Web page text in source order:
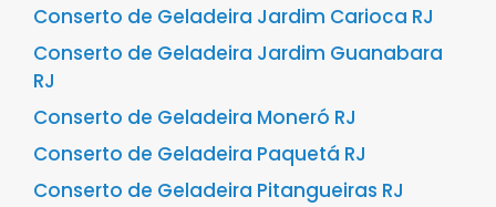
Conserto de Geladeira Jardim Carioca RJ
Conserto de Geladeira Jardim Guanabara
RJ
Conserto de Geladeira Moneró RJ
Conserto de Geladeira Paquetá RJ
Conserto de Geladeira Pitangueiras RJ